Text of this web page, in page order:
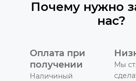
Почему нужно
нас?
Оплата при
получении
Наличиный
Мы